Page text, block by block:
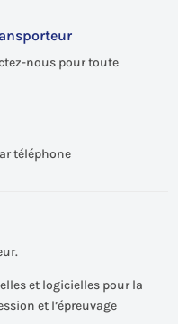
nous pour toute
téléphone
et logicielles pour la
et l’épreuvage